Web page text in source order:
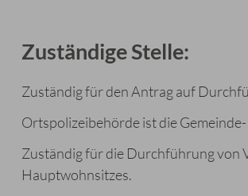
Zuständige Stelle:
Zuständig für den Antrag auf
Ortspolizeibehörde ist die
Zuständig für die Durchführung von
Hauptwohnsitzes.